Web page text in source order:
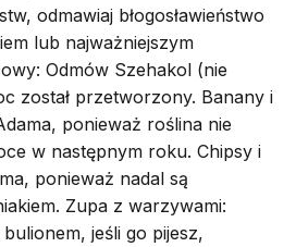
odmawiaj błogosławieństwo
lub najważniejszym
Odmów Szehakol (nie
został przetworzony. Banany i
ponieważ roślina nie
w następnym roku. Chipsy i
ponieważ nadal są
Zupa z warzywami:
jeśli go pijesz,